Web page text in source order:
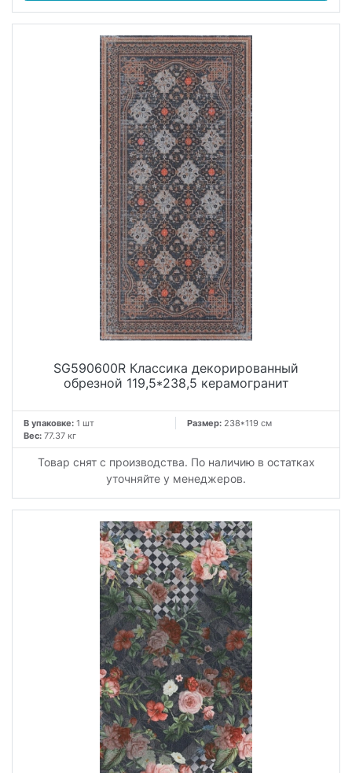
SG590600R Классика декорированный
обрезной 119,5*238,5 керамогранит
В упаковке: 1 шт Размер: 238*119 см
Вес: 77.37 кг
Товар снят с производства. По наличию в остатках
уточняйте у менеджеров.